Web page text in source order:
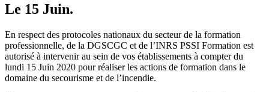
Le 15 Juin.
En respect des protocoles nationaux du secteur de la formation
professionnelle, de la DGSCGC et de l’INRS PSSI Formation est
autorisé à intervenir au sein de vos établissements à compter du
lundi 15 Juin 2020 pour réaliser les actions de formation dans le
domaine du secourisme et de l’incendie.